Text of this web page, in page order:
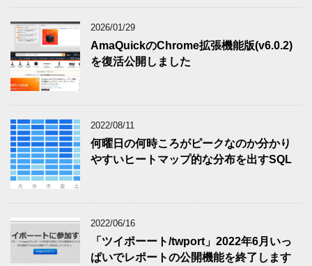
2026/01/29
AmaQuickのChrome拡張機能版(v6.0.2)
を復活公開しました
2022/08/11
何曜日の何時ころがピークなのか分かり
やすいヒートマップ的な分布を出すSQL
2022/06/16
「ツイポーート/twport」2022年6月いっ
ぱいでレポートの公開機能を終了します